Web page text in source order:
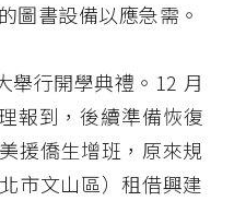
圖書設備以應急需。
舉行開學典禮。12 月
報到，後續準備恢復
援僑生增班，原來規
市文山區）租借興建